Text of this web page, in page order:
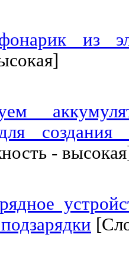
из
]
создания
- высокая
[